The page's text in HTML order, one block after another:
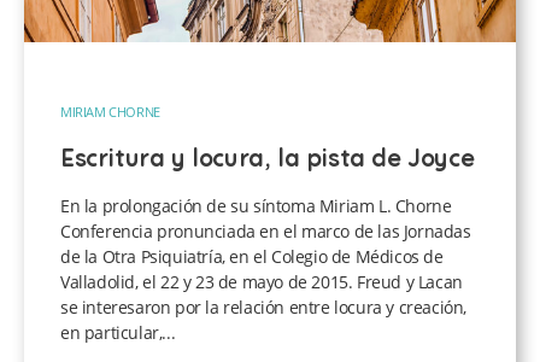
MIRIAM CHORNE
Escritura y locura, la pista de Joyce
En la prolongación de su síntoma Miriam L. Chorne
Conferencia pronunciada en el marco de las Jornadas
de la Otra Psiquiatría, en el Colegio de Médicos de
Valladolid, el 22 y 23 de mayo de 2015. Freud y Lacan
se interesaron por la relación entre locura y creación,
en particular,...